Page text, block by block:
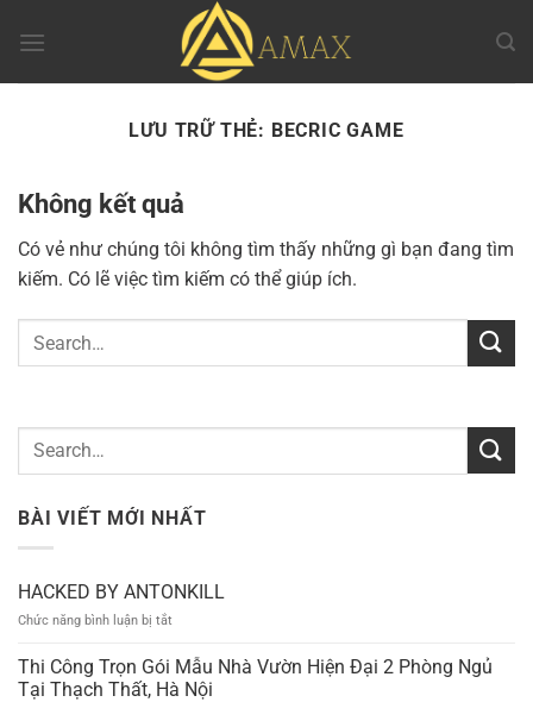
đến
LƯU TRỮ THẺ: BECRIC GAME
Không kết quả
Có vẻ như chúng tôi không tìm thấy những gì bạn đang tìm
kiếm. Có lẽ việc tìm kiếm có thể giúp ích.
BÀI VIẾT MỚI NHẤT
HACKED BY ANTONKILL
Chức năng bình luận bị tắt
BY
ANTONKILL
Thi Công Trọn Gói Mẫu Nhà Vườn Hiện Đại 2 Phòng Ngủ
Tại Thạch Thất, Hà Nội